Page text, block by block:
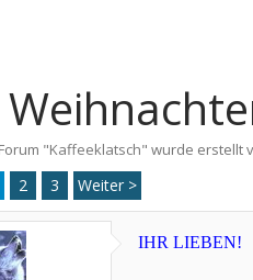
"Kaffeeklatsch" wurde erstellt
2 3 Weiter >
IHR LIEBEN!